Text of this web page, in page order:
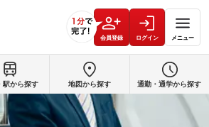
会員登録 ログイン メニュー
駅から探す 地図から探す 通勤・通学から探す